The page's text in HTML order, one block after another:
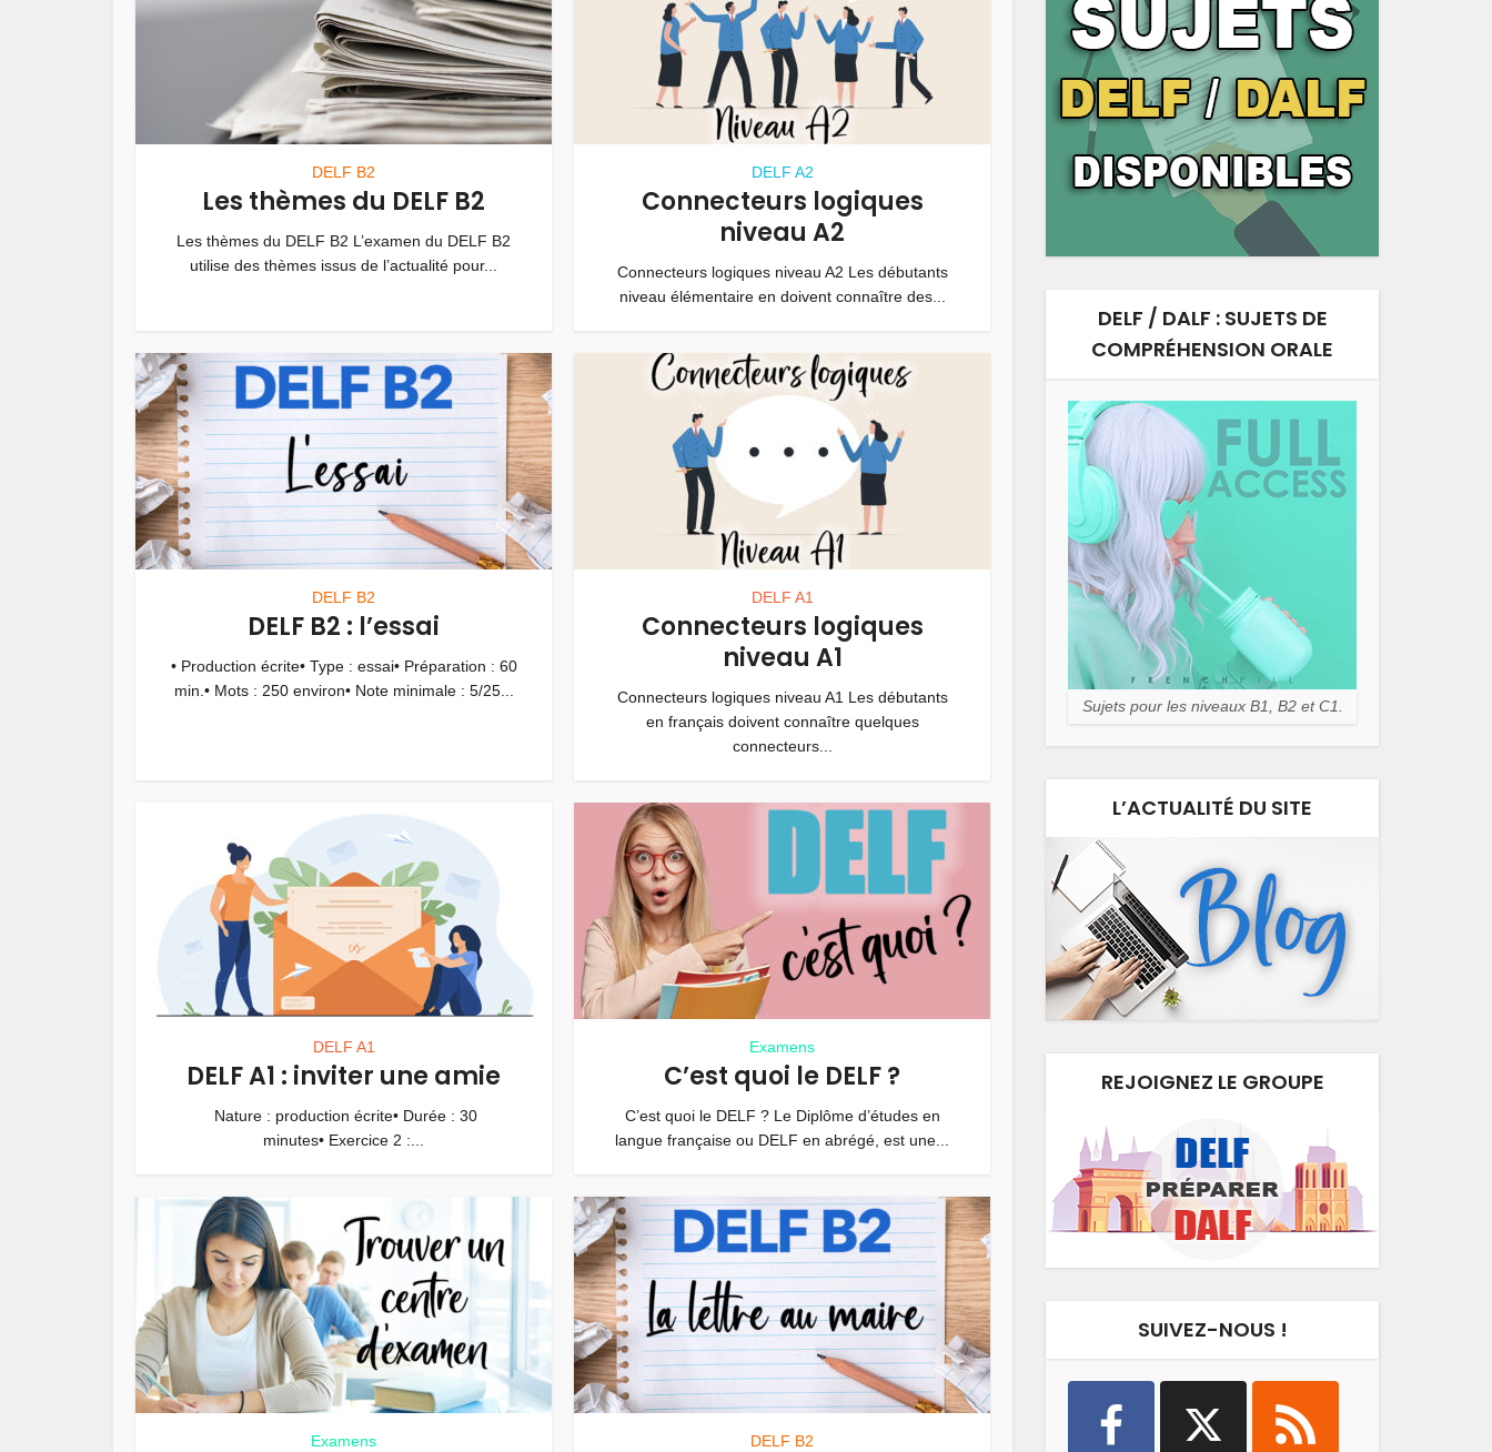
DELF B2
Les thèmes du DELF B2
Les thèmes du DELF B2 L’examen du DELF B2
utilise des thèmes issus de l’actualité pour...
DELF A2
Connecteurs logiques
niveau A2
Connecteurs logiques niveau A2 Les débutants
niveau élémentaire en doivent connaître des...
DELF B2
DELF B2 : l’essai
• Production écrite• Type : essai• Préparation : 60
min.• Mots : 250 environ• Note minimale : 5/25...
DELF A1
Connecteurs logiques
niveau A1
Connecteurs logiques niveau A1 Les débutants
en français doivent connaître quelques
connecteurs...
DELF A1
DELF A1 : inviter une amie
Nature : production écrite• Durée : 30
minutes• Exercice 2 :...
Examens
C’est quoi le DELF ?
C’est quoi le DELF ? Le Diplôme d’études en
langue française ou DELF en abrégé, est une...
Examens DELF B2
DELF / DALF : SUJETS DE
COMPRÉHENSION ORALE
Sujets pour les niveaux B1, B2 et C1.
L’ACTUALITÉ DU SITE
REJOIGNEZ LE GROUPE
SUIVEZ-NOUS !